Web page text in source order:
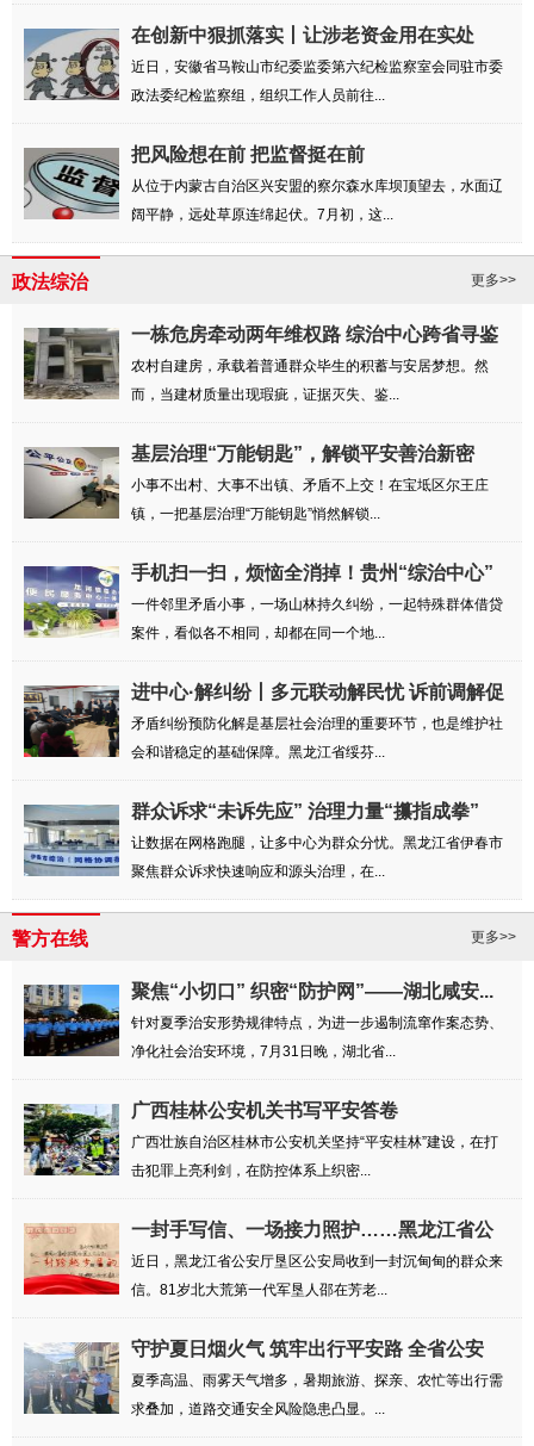
在创新中狠抓落实丨让涉老资金用在实处
近日，安徽省马鞍山市纪委监委第六纪检监察室会同驻市委
政法委纪检监察组，组织工作人员前往...
把风险想在前 把监督挺在前
从位于内蒙古自治区兴安盟的察尔森水库坝顶望去，水面辽
阔平静，远处草原连绵起伏。7月初，这...
政法综治 更多>>
一栋危房牵动两年维权路 综治中心跨省寻鉴
解民忧
农村自建房，承载着普通群众毕生的积蓄与安居梦想。然
而，当建材质量出现瑕疵，证据灭失、鉴...
基层治理“万能钥匙”，解锁平安善治新密
码！
小事不出村、大事不出镇、矛盾不上交！在宝坻区尔王庄
镇，一把基层治理“万能钥匙”悄然解锁...
手机扫一扫，烦恼全消掉！贵州“综治中心”
...
一件邻里矛盾小事，一场山林持久纠纷，一起特殊群体借贷
案件，看似各不相同，却都在同一个地...
进中心·解纠纷丨多元联动解民忧 诉前调解促
和谐
矛盾纠纷预防化解是基层社会治理的重要环节，也是维护社
会和谐稳定的基础保障。黑龙江省绥芬...
群众诉求“未诉先应” 治理力量“攥指成拳”
让数据在网格跑腿，让多中心为群众分忧。黑龙江省伊春市
聚焦群众诉求快速响应和源头治理，在...
警方在线 更多>>
聚焦“小切口” 织密“防护网”——湖北咸安...
针对夏季治安形势规律特点，为进一步遏制流窜作案态势、
净化社会治安环境，7月31日晚，湖北省...
广西桂林公安机关书写平安答卷
广西壮族自治区桂林市公安机关坚持“平安桂林”建设，在打
击犯罪上亮利剑，在防控体系上织密...
一封手写信、一场接力照护……黑龙江省公
安厅...
近日，黑龙江省公安厅垦区公安局收到一封沉甸甸的群众来
信。81岁北大荒第一代军垦人邵在芳老...
守护夏日烟火气 筑牢出行平安路 全省公安
交...
夏季高温、雨雾天气增多，暑期旅游、探亲、农忙等出行需
求叠加，道路交通安全风险隐患凸显。...